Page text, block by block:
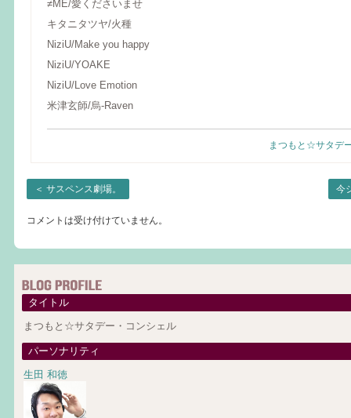
≠ME/愛くださいませ
キタニタツヤ/火種
NiziU/Make you happy
NiziU/YOAKE
NiziU/Love Emotion
米津玄師/烏-Raven
まつもと☆サタデ
＜ サスペンス劇場。 今
コメントは受け付けていません。
タイトル
まつもと☆サタデー・コンシェル
パーソナリティ
生田 和徳